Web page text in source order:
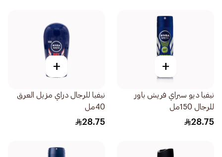
+
نيفيا ديو سبراي فريش باور
للرجال 150مل
28.75
+
نيفيا للرجال دراي مزيل العرق
40مل
28.75